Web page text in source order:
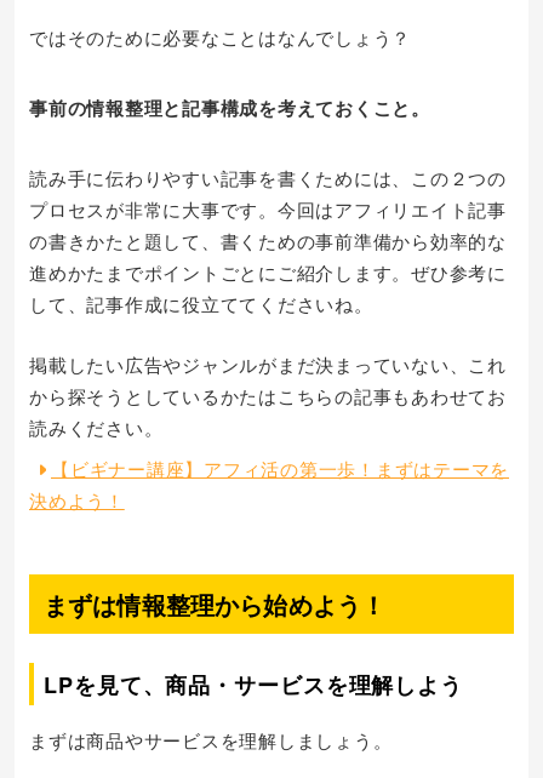
ではそのために必要なことはなんでしょう？
事前の情報整理と記事構成を考えておくこと。
読み手に伝わりやすい記事を書くためには、この２つの
プロセスが非常に大事です。今回はアフィリエイト記事
の書きかたと題して、書くための事前準備から効率的な
進めかたまでポイントごとにご紹介します。ぜひ参考に
して、記事作成に役立ててくださいね。
掲載したい広告やジャンルがまだ決まっていない、これ
から探そうとしているかたはこちらの記事もあわせてお
読みください。
【ビギナー講座】アフィ活の第一歩！まずはテーマを
決めよう！
まずは情報整理から始めよう！
LPを見て、商品・サービスを理解しよう
まずは商品やサービスを理解しましょう。